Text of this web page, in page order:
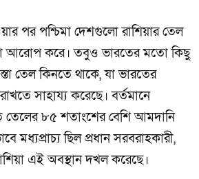
পর পশ্চিমা দেশগুলো রাশিয়ার তেল
আরোপ করে। তবুও ভারতের মতো কিছু
তেল কিনতে থাকে, যা ভারতের
সাহায্য করেছে। বর্তমানে
৮৫ শতাংশের বেশি আমদানি
মধ্যপ্রাচ্য ছিল প্রধান সরবরাহকারী,
এই অবস্থান দখল করেছে।